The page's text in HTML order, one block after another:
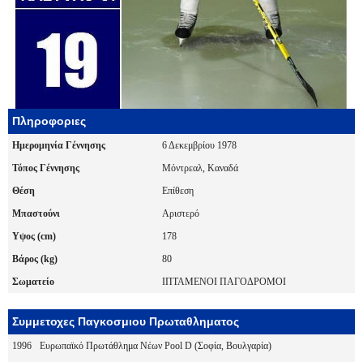
Πληροφοριες
Ημερομηνία Γέννησης
6 Δεκεμβρίου 1978
Τόπος Γέννησης
Μόντρεαλ, Καναδά
Θέση
Επίθεση
Μπαστούνι
Αριστερό
Υψος (cm)
178
Βάρος (kg)
80
Σωματείο
ΙΠΤΑΜΕΝΟΙ ΠΑΓΟΔΡΟΜΟΙ
Συμμετοχες Παγκοσμιου Πρωταθληματος
1996
Ευρωπαϊκό Πρωτάθλημα Νέων Pool D (Σοφία, Βουλγαρία)